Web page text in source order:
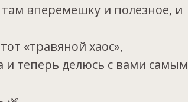
вперемешку и полезное, и
«травяной хаос»,
и теперь делюсь с вами самым